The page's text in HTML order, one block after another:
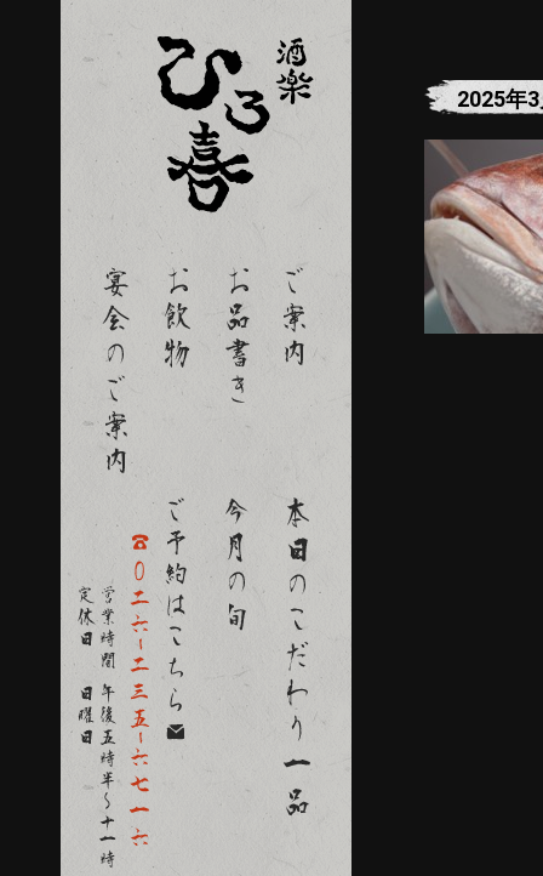
2025年